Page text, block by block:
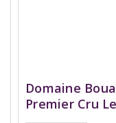
Domaine
Premier Cru